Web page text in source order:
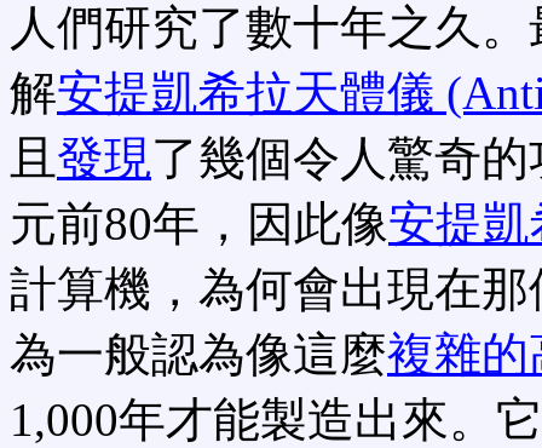
人們研究了數十年之久
解安提凱希拉天體儀
且 發現了幾個令人驚奇
元前80年，因此像安提
計算機，為何會出現在
為一般認為像這麼複雜的
1,000年才能製造出來。